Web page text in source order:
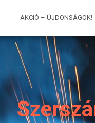
AKCIÓ – ÚJDONSÁGOK!